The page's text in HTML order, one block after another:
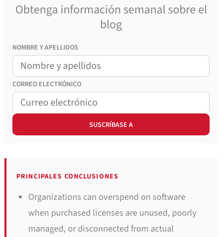
PRINCIPALES CONCLUSIONES
Organizations can overspend on software
when purchased licenses are unused, poorly
managed, or disconnected from actual
Obtenga información semanal sobre el
blog
NOMBRE Y APELLIDOS
CORREO ELECTRÓNICO